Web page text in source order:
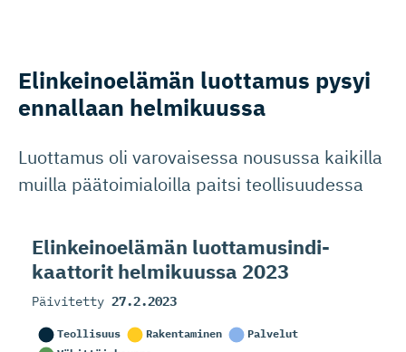
Elinkeinoelämän luottamus pysyi
ennallaan helmikuussa
Luottamus oli varovaisessa nousussa kaikilla
muilla päätoimialoilla paitsi teollisuudessa
Elinkeinoelämän luottamusin­di­
kaattorit helmikuussa 2023
Päivitetty 27.2.2023